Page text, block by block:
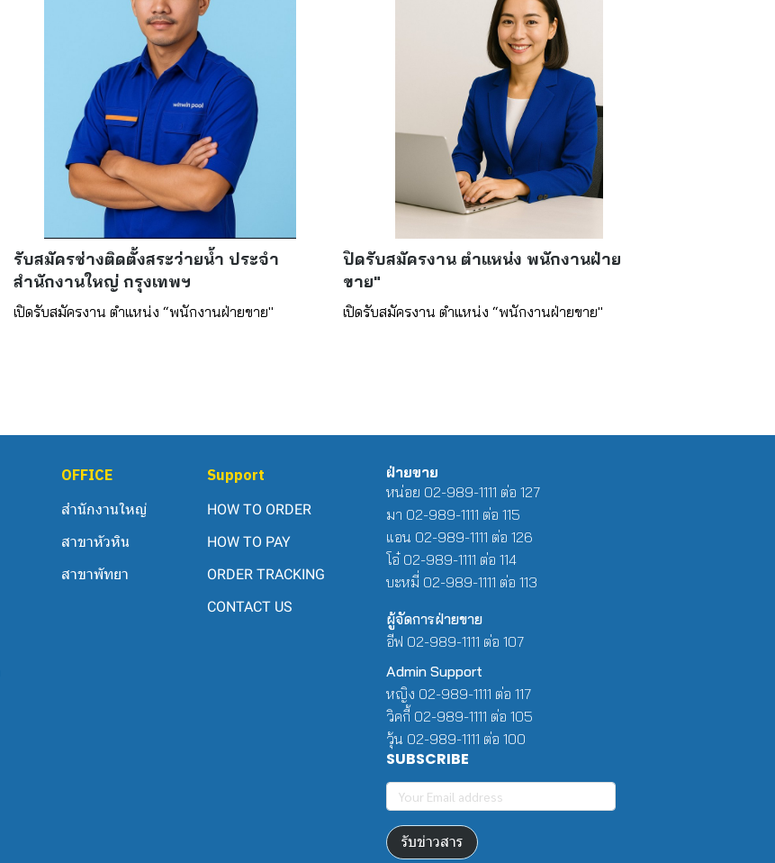
รับสมัครช่างติดตั้งสระว่ายน้ำ ประจำ
สำนักงานใหญ่ กรุงเทพฯ
เปิดรับสมัครงาน ตำแหน่ง “พนักงานฝ่ายขาย"
ปิดรับสมัครงาน ตำแหน่ง พนักงานฝ่าย
ขาย"
เปิดรับสมัครงาน ตำแหน่ง “พนักงานฝ่ายขาย"
OFFICE
สำนักงานใหญ่
สาขาหัวหิน
สาขาพัทยา
Support
HOW TO ORDER
HOW TO PAY
ORDER TRACKING
CONTACT US
ฝ่ายขาย
หน่อย 02-989-1111 ต่อ 127
มา 02-989-1111 ต่อ 115
แอน 02-989-1111 ต่อ 126
โอ๋ 02-989-1111 ต่อ 114
บะหมี่ 02-989-1111 ต่อ 113
ผู้จัดการฝ่ายขาย
อีฟ 02-989-1111 ต่อ 107
Admin Support
หญิง 02-989-1111 ต่อ 117
วิคกี้ 02-989-1111 ต่อ 105
วุ้น 02-989-1111 ต่อ 100
SUBSCRIBE
รับข่าวสาร